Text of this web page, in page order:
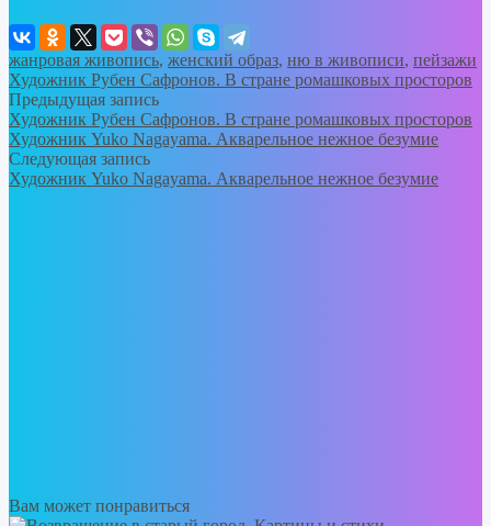
жанровая живопись, женский образ, ню в живописи, пейзажи
Художник Рубен Сафронов. В стране ромашковых просторов
Предыдущая запись
Художник Рубен Сафронов. В стране ромашковых просторов
Художник Yuko Nagayama. Акварельное нежное безумие
Следующая запись
Художник Yuko Nagayama. Акварельное нежное безумие
Вам может понравиться